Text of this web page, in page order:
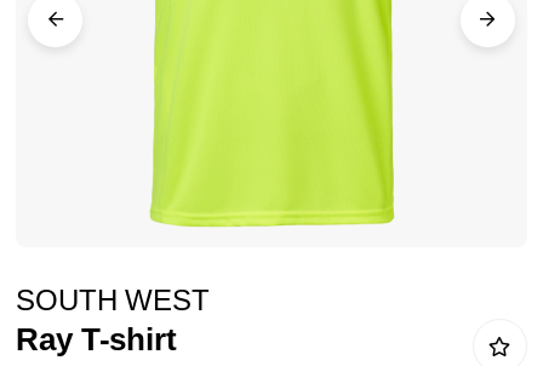
gallery
to
the
SOUTH WEST
Ray T-shirt